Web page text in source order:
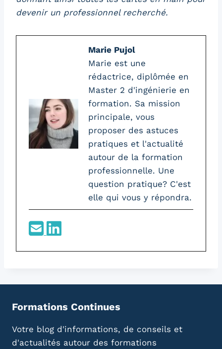
devenir un professionnel recherché.
Marie Pujol
Marie est une
rédactrice, diplômée en
Master 2 d'ingénierie en
formation. Sa mission
principale, vous
proposer des astuces
pratiques et l'actualité
autour de la formation
professionnelle. Une
question pratique? C'est
elle qui vous y répondra.
Formations Continues
Votre blog d'informations, de conseils et
d'actualités autour des formations